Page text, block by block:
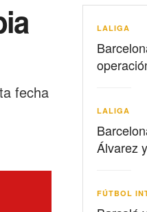
fecha
LALIGA
LALIGA
Álvarez
FÚTBOL